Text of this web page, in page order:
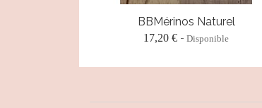
BBMérinos Naturel
17,20 € Disponible